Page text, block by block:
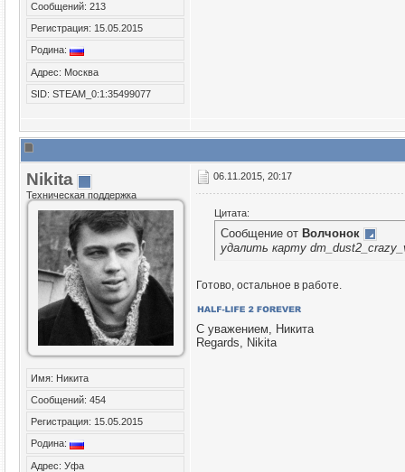
Сообщений: 213
Регистрация: 15.05.2015
Родина:
Адрес: Москва
SID: STEAM_0:1:35499077
Nikita
Техническая поддержка
Имя: Никита
Сообщений: 454
Регистрация: 15.05.2015
Родина:
Адрес: Уфа
06.11.2015, 20:17
Цитата:
Сообщение от Волчонок
удалить карту
Готово, остальное в работе.
С уважением, Никита
Regards, Nikita